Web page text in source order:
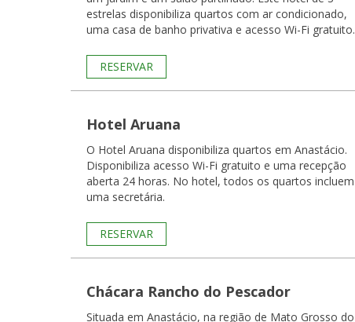
estrelas disponibiliza quartos com ar condicionado,
uma casa de banho privativa e acesso Wi-Fi gratuito.
RESERVAR
Hotel Aruana
O Hotel Aruana disponibiliza quartos em Anastácio.
Disponibiliza acesso Wi-Fi gratuito e uma recepção
aberta 24 horas. No hotel, todos os quartos incluem
uma secretária.
RESERVAR
Chácara Rancho do Pescador
Situada em Anastácio, na região de Mato Grosso do